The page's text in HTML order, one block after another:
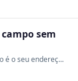
sem
é o seu endereç...